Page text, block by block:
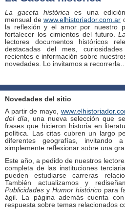
La gaceta históricaes una
mensual de www.elhistoriador.com.ar
la reflexión y el amor por nuestro
fortalecer los cimientos del futuro.
lectores documentos históricos
destacadas del mes,
recientes e información sobre
novedades. Lo invitamos a
Novedades del sitio
A partir de mayo,
del día, una nueva selección que
frases que hicieron historia en
política. Las citas cubren un largo
diferentes geografías, invitando
simplemente reflexionar sobre una
Este año, a pedido de nuestros
completa de las instituciones
pueden estudiarse carreras
También actualizamos y
Publicidades y Humor histórico para
ágil. La página además cuenta
respuesta sobre temas relacionados